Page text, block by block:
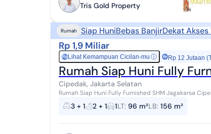
Tris Gold Property
Rumah Siap HuniBebas BanjirDekat
Rp 1,9 Miliar
RpLihat Kemampuan Cicilan-mu ⓘ Rp 12 Jutaan
Cipedak, Jakarta Selatan
Rumah Siap Huni Fully Furnished SHM Jagakarsa Cipedak JakartaSelatan
156 m2 Fasilitas yang ada sbb : 1. 3 + 1 kama...
3 + 1 2 + 1 1LT: 96 m²LB: 156 m²